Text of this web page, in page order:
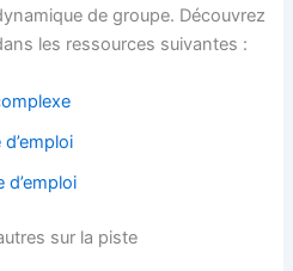
de groupe. Découvrez
les ressources suivantes :
d’emploi
sur la piste